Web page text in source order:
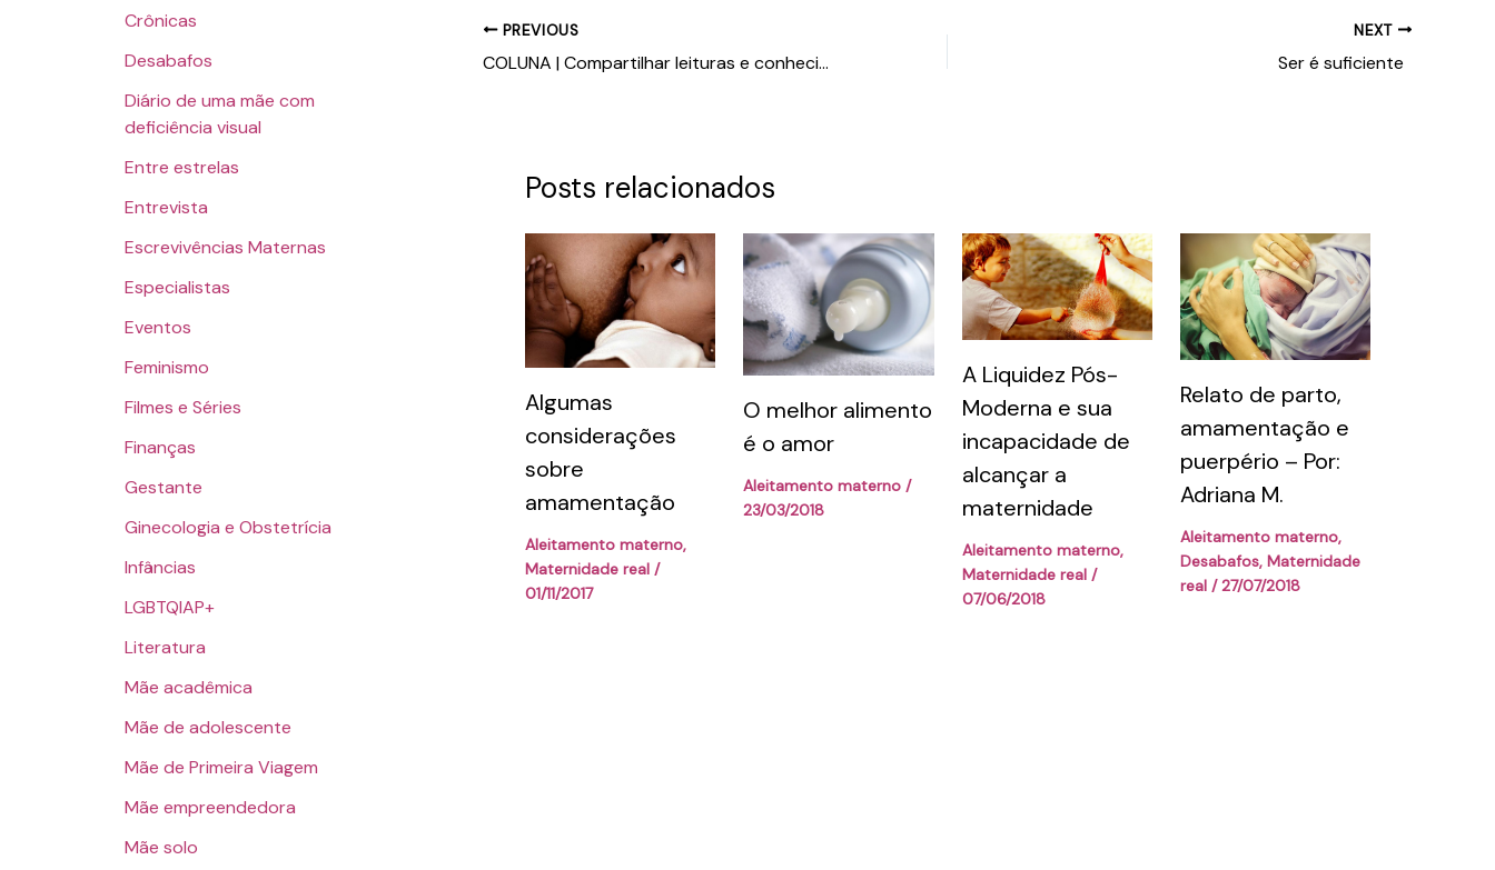
Crônicas
Desabafos
Diário de uma mãe com
deficiência visual
Entre estrelas
Entrevista
Escrevivências Maternas
Especialistas
Eventos
Feminismo
Filmes e Séries
Finanças
Gestante
Ginecologia e Obstetrícia
Infâncias
LGBTQIAP+
Literatura
Mãe acadêmica
Mãe de adolescente
Mãe de Primeira Viagem
Mãe empreendedora
Mãe solo
PREVIOUS
COLUNA | Compartilhar leituras e conhecimento: vivenciar bons momentos
NEXT
Ser é suficiente
Posts relacionados
Algumas
considerações
sobre
amamentação
Aleitamento materno,
Maternidade real /
01/11/2017
O melhor alimento
é o amor
Aleitamento materno /
23/03/2018
A Liquidez Pós-
Moderna e sua
incapacidade de
alcançar a
maternidade
Aleitamento materno,
Maternidade real/
07/06/2018
Relato de parto,
amamentação e
puerpério – Por:
Adriana M.
Aleitamento materno,
Desabafos, Maternidade
real/27/07/2018